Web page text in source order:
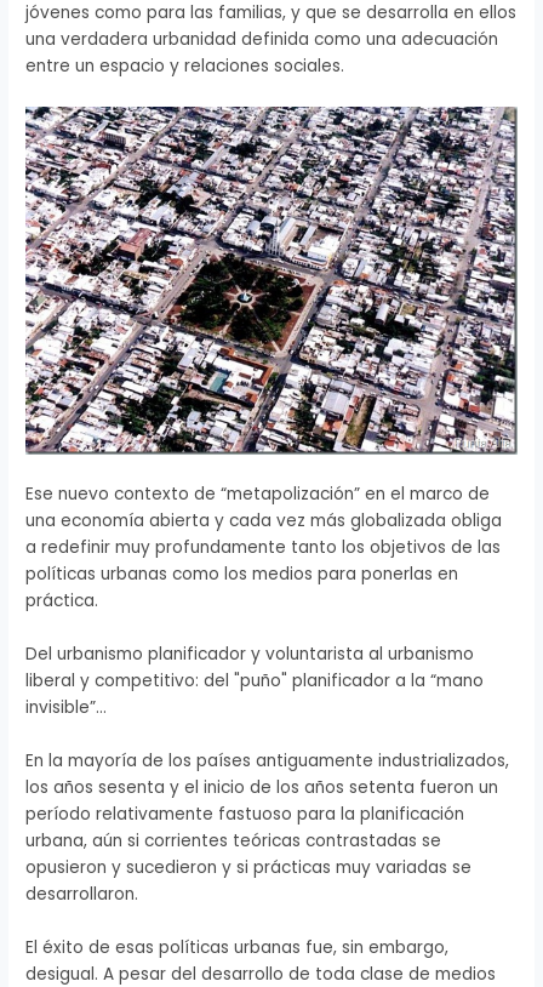
jóvenes como para las familias, y que se desarrolla en ellos
una verdadera urbanidad definida como una adecuación
entre un espacio y relaciones sociales.
Ese nuevo contexto de “metapolización” en el marco de
una economía abierta y cada vez más globalizada obliga
a redefinir muy profundamente tanto los objetivos de las
políticas urbanas como los medios para ponerlas en
práctica.
Del urbanismo planificador y voluntarista al urbanismo
liberal y competitivo: del "puño" planificador a la “mano
invisible”…
En la mayoría de los países antiguamente industrializados,
los años sesenta y el inicio de los años setenta fueron un
período relativamente fastuoso para la planificación
urbana, aún si corrientes teóricas contrastadas se
opusieron y sucedieron y si prácticas muy variadas se
desarrollaron.
El éxito de esas políticas urbanas fue, sin embargo,
desigual. A pesar del desarrollo de toda clase de medios